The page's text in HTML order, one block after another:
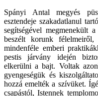
Spányi Antal megyés
esztendeje szakadatlanul
segítségével megmenekült
beszélt korunk
mindenféle emberi
pestis járvány idején
elkerülni a bajt. Voltak
gyengeségük és
hozzá emelték a szívüket.
csapástól, Istennek